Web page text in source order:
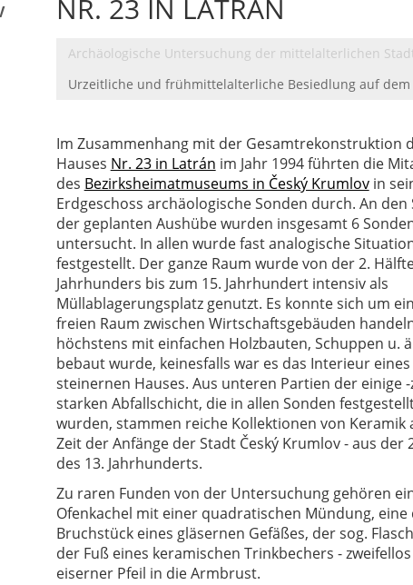
NR. 23 IN LATRÁN
Archäologische Untersuchung der mittelalterlichen
Urzeitliche und frühmittelalterliche Besiedlung auf dem
Im Zusammenhang mit der Gesamtrekonstruktion
Hauses Nr. 23 in Latrán im Jahr 1994 führten die
des Bezirksheimatmuseums in Český Krumlovin
Erdgeschoss archäologische Sonden durch. An den
der geplanten Aushübe wurden insgesamt 6
untersucht. In allen wurde fast analogische
festgestellt. Der ganze Raum wurde von der 2.
Jahrhunders bis zum 15. Jahrhundert intensiv als
Müllablagerungsplatz genutzt. Es konnte sich um
freien Raum zwischen Wirtschaftsgebäuden
höchstens mit einfachen Holzbauten, Schuppen u.
bebaut wurde, keinesfalls war es das Interieur eines
steinernen Hauses. Aus unteren Partien der einige -
starken Abfallschicht, die in allen Sonden
wurden, stammen reiche Kollektionen von Keramik
Zeit der Anfänge der Stadt Český Krumlov - aus der
des 13. Jahrhunderts.
Zu raren Funden von der Untersuchung gehören
Ofenkachel mit einer quadratischen Mündung,
Bruchstück eines gläsernen Gefäßes, der sog.
der Fuß eines keramischen Trinkbechers -
eiserner Pfeil in die Armbrust.